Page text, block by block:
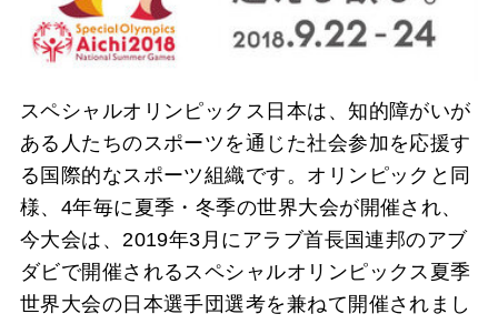
スペシャルオリンピックス日本は、知的障がいが
ある人たちのスポーツを通じた社会参加を応援す
る国際的なスポーツ組織です。オリンピックと同
様、4年毎に夏季・冬季の世界大会が開催され、
今大会は、2019年3月にアラブ首長国連邦のアブ
ダビで開催されるスペシャルオリンピックス夏季
世界大会の日本選手団選考を兼ねて開催されまし